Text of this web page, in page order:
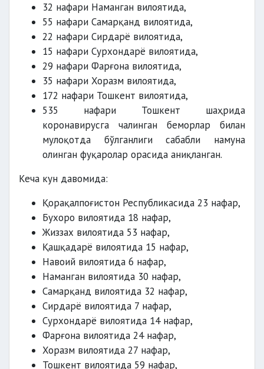
32 нафари Наманган вилоятида,
55 нафари Самарқанд вилоятида,
22 нафари Сирдарё вилоятида,
15 нафари Сурхондарё вилоятида,
29 нафари Фарғона вилоятида,
35 нафари Хоразм вилоятида,
172 нафари Тошкент вилоятида,
535 нафари Тошкент шаҳрида
коронавирусга чалинган беморлар билан
мулоқотда бўлганлиги сабабли намуна
олинган фуқаролар орасида аниқланган.
Кеча кун давомида:
Қорақалпоғистон Республикасида 23 нафар,
Бухоро вилоятида 18 нафар,
Жиззах вилоятида 53 нафар,
Қашқадарё вилоятида 15 нафар,
Навоий вилоятида 6 нафар,
Наманган вилоятида 30 нафар,
Самарқанд вилоятида 32 нафар,
Сирдарё вилоятида 7 нафар,
Сурхондарё вилоятида 14 нафар,
Фарғона вилоятида 24 нафар,
Хоразм вилоятида 27 нафар,
Тошкент вилоятида 59 нафар,